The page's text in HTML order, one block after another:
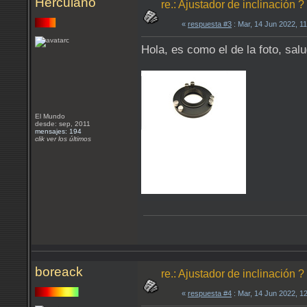
El Mundo
desde: sep, 2011
mensajes: 194
clik ver los últimos
re.: Ajustador de inclinación ?
« respuesta #3 : Mar, 14 Jun 2022,
Hola, es como el de la foto,
boreack re.: Ajustador de inclinación ?
« respuesta #4 : Mar, 14 Jun 2022,